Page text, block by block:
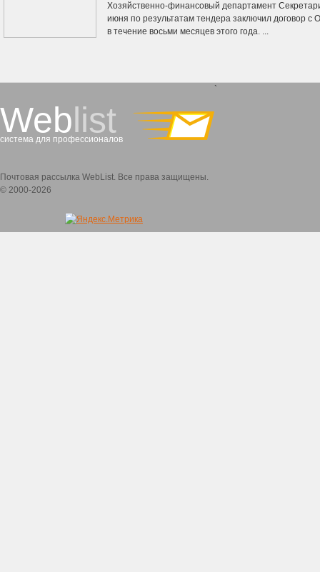
Хозяйственно-финансовый департамент
июня по результатам тендера заключил договор
в течение восьми месяцев этого года. ...
Weblist
система для профессионалов
`
Почтовая рассылка WebList. Все права защищены.
© 2000-2026